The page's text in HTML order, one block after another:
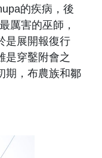
的疾病，後
厲害的巫師，
是展開報復行
是穿鑿附會之
期，布農族和鄒